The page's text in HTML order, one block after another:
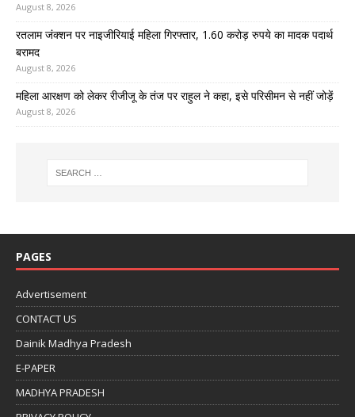
August 8, 2026
रतलाम जंक्शन पर नाइजीरियाई महिला गिरफ्तार, 1.60 करोड़ रुपये का मादक पदार्थ
बरामद
August 8, 2026
महिला आरक्षण को लेकर रीजीजू के तंज पर राहुल ने कहा, इसे परिसीमन से नहीं जोड़ें
August 8, 2026
PAGES
Advertisement
CONTACT US
Dainik Madhya Pradesh
E-PAPER
MADHYA PRADESH